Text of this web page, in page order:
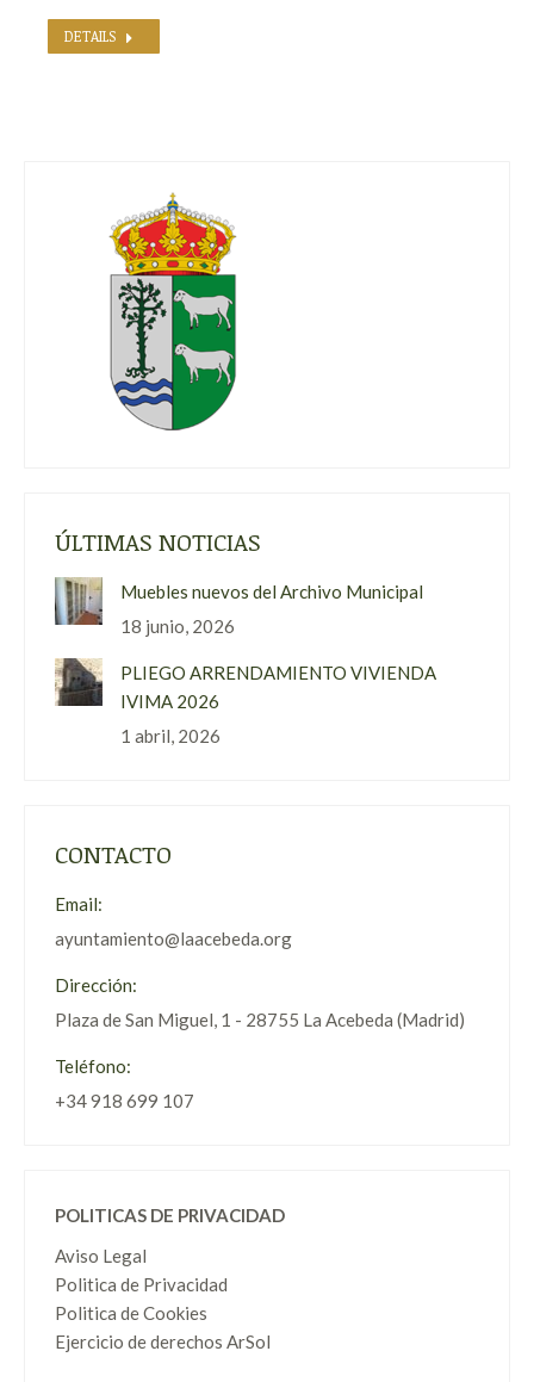
DETAILS
ÚLTIMAS NOTICIAS
Muebles nuevos del Archivo Municipal
18 junio, 2026
PLIEGO ARRENDAMIENTO VIVIENDA
IVIMA 2026
1 abril, 2026
CONTACTO
Email:
ayuntamiento@laacebeda.org
Dirección:
Plaza de San Miguel, 1 - 28755 La Acebeda (Madrid)
Teléfono:
+34 918 699 107
POLITICAS DE PRIVACIDAD
Aviso Legal
Politica de Privacidad
Politica de Cookies
Ejercicio de derechos ArSol